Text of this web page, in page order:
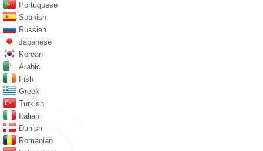
Portuguese
Spanish
Russian
Japanese
Korean
Arabic
Irish
Greek
Turkish
Italian
Danish
Romanian